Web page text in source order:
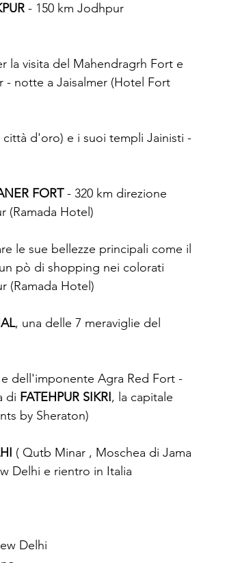
- 150 km Jodhpur
la visita del Mahendragrh Fort e
- notte a Jaisalmer (Hotel Fort
città d'oro) e i suoi templi Jainisti -
FORT - 320 km direzione
(Ramada Hotel)
le sue bellezze principali come il
pò di shopping nei colorati
(Ramada Hotel)
, una delle 7 meraviglie del
dell'imponente Agra Red Fort -
di FATEHPUR SIKRI, la capitale
by Sheraton)
( Qutb Minar , Moschea di Jama
Delhi e rientro in Italia
Delhi